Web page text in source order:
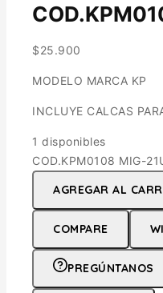
$25.900
MODELO MARCA KP
INCLUYE CALCAS
1 disponibles
COD.KPM0108 MIG-
AGREGAR AL
COMPARE
PREGÚNTANOS